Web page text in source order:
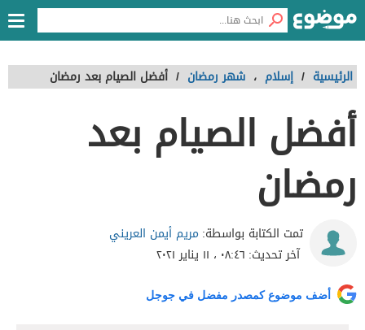
الرئيسية / إسلام ، شهر رمضان / أفضل الصيام بعد رمضان
أفضل الصيام بعد
رمضان
تمت الكتابة بواسطة: مريم أيمن العريني
آخر تحديث: ٠٨:٤٦ ، ١١ يناير ٢٠٢١
أضف موضوع كمصدر مفضل في جوجل